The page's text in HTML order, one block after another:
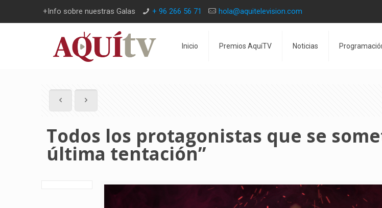
+Info sobre nuestras Galas + 96 266 56 71 hola@aquitelevision.com
Inicio Premios AquíTV Noticias
Todos los protagonistas que se
última tentación”